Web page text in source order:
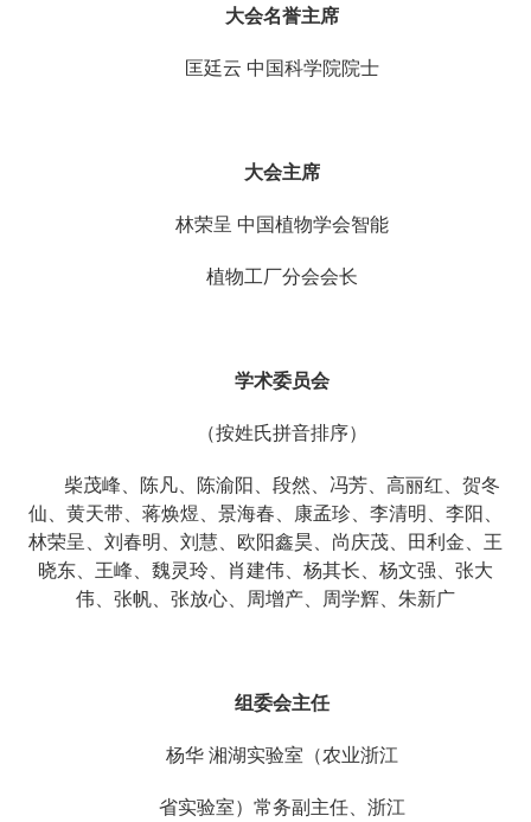
大会名誉主席
匡廷云 中国科学院院士
大会主席
林荣呈 中国植物学会智能
植物工厂分会会长
学术委员会
（按姓氏拼音排序）
柴茂峰、陈凡、陈渝阳、段然、冯芳、高丽红、贺冬
仙、黄天带、蒋焕煜、景海春、康孟珍、李清明、李阳、
林荣呈、刘春明、刘慧、欧阳鑫昊、尚庆茂、田利金、王
晓东、王峰、魏灵玲、肖建伟、杨其长、杨文强、张大
伟、张帆、张放心、周增产、周学辉、朱新广
组委会主任
杨华 湘湖实验室（农业浙江
省实验室）常务副主任、浙江